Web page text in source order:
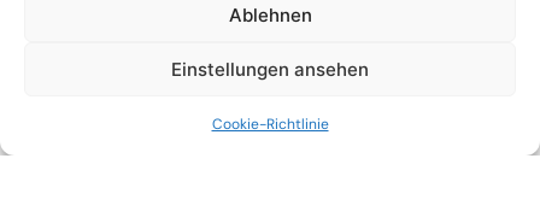
Ablehnen
Einstellungen ansehen
Cookie-Richtlinie
integriert werden
diese Vision